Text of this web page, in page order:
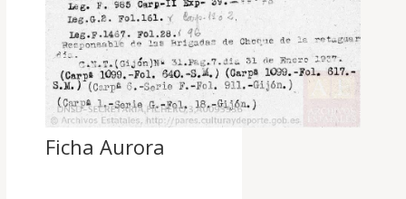
Ficha Aurora